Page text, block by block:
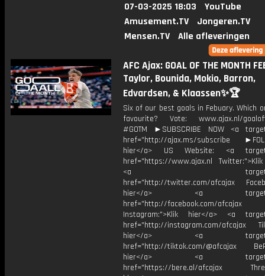
07-03-2025 18:03
YouTube
Amusement.TV
Jongeren.TV
Mensen.TV
Alle afleveringen
AFC Ajax: GOAL OF THE MONTH
Taylor, Bounida, Mokio, Barron,
Edvardsen, & Klaassen✨🏆
Six of our best goals in Febuary. Which
favourite? Vote: www.ajax.nl/
#GOTM ►SUBSCRIBE NOW <a
href="http://ajax.ms/subscribe
hier</a> US Website: <a
href="https://www.ajax.nl
<a
href="http://twitter.com/afcajax
hier</a> <a
href="http://facebook.com/afcajax
Instagram:">Klik hier</a> <a
href="http://instagram.com/afcajax
hier</a> <a
href="http://tiktok.com/@afcajax
hier</a> <a
href="https://bere.al/afcajax